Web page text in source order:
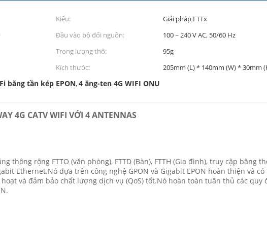
Kiểu:
Giải pháp FTTx
Đầu vào bộ đổi nguồn:
100 ~ 240 V AC, 50/60 Hz
Trọng lượng thô:
95g
Kích thước:
205mm (L) * 140mm (W) * 30mm
băng tần kép EPON,4 ăng-ten 4G WIFI ONU
4G CATV WIFI VỚI 4 ANTENNAS
thông rộng FTTO (văn phòng), FTTD (Bàn), FTTH (Gia đình), truy cập băng
Ethernet.Nó dựa trên công nghệ GPON và Gigabit EPON hoàn thiện và
và đảm bảo chất lượng dịch vụ (QoS) tốt.Nó hoàn toàn tuân thủ các quy